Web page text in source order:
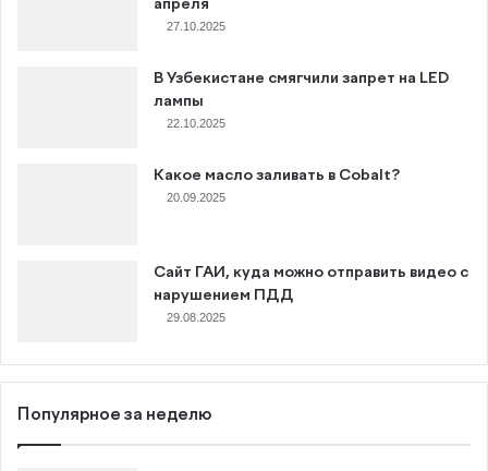
апреля
27.10.2025
В Узбекистане смягчили запрет на LED
лампы
22.10.2025
Какое масло заливать в Cobalt?
20.09.2025
Сайт ГАИ, куда можно отправить видео с
нарушением ПДД
29.08.2025
Популярное за неделю